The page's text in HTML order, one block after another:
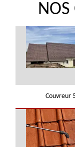
NOS
Couvreur